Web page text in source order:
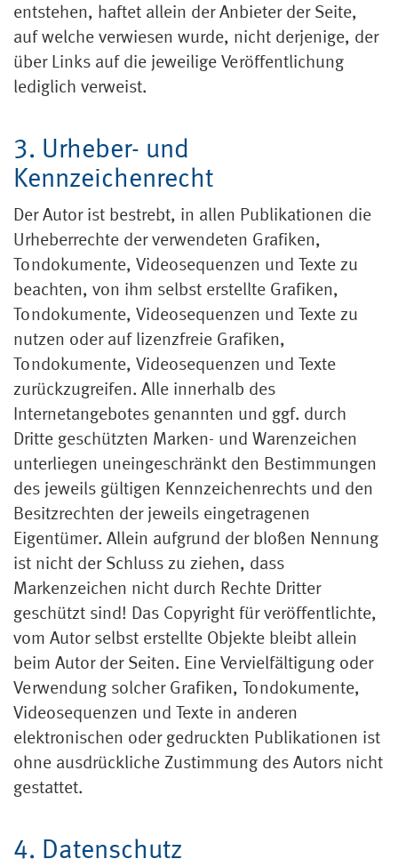
entstehen, haftet allein der Anbieter der Seite,
auf welche verwiesen wurde, nicht derjenige, der
über Links auf die jeweilige Veröffentlichung
lediglich verweist.
3. Urheber- und
Kennzeichenrecht
Der Autor ist bestrebt, in allen Publikationen die
Urheberrechte der verwendeten Grafiken,
Tondokumente, Videosequenzen und Texte zu
beachten, von ihm selbst erstellte Grafiken,
Tondokumente, Videosequenzen und Texte zu
nutzen oder auf lizenzfreie Grafiken,
Tondokumente, Videosequenzen und Texte
zurückzugreifen. Alle innerhalb des
Internetangebotes genannten und ggf. durch
Dritte geschützten Marken- und Warenzeichen
unterliegen uneingeschränkt den Bestimmungen
des jeweils gültigen Kennzeichenrechts und den
Besitzrechten der jeweils eingetragenen
Eigentümer. Allein aufgrund der bloßen Nennung
ist nicht der Schluss zu ziehen, dass
Markenzeichen nicht durch Rechte Dritter
geschützt sind! Das Copyright für veröffentlichte,
vom Autor selbst erstellte Objekte bleibt allein
beim Autor der Seiten. Eine Vervielfältigung oder
Verwendung solcher Grafiken, Tondokumente,
Videosequenzen und Texte in anderen
elektronischen oder gedruckten Publikationen ist
ohne ausdrückliche Zustimmung des Autors nicht
gestattet.
4. Datenschutz